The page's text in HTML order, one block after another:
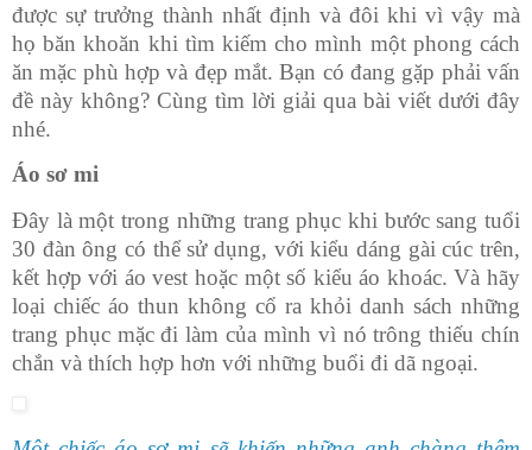
được sự trưởng thành nhất định và đôi khi vì vậy mà
họ băn khoăn khi tìm kiếm cho mình một phong cách
ăn mặc phù hợp và đẹp mắt. Bạn có đang gặp phải vấn
đề này không? Cùng tìm lời giải qua bài viết dưới đây
nhé.
Áo sơ mi
Đây là một trong những trang phục khi bước sang tuổi
30 đàn ông có thể sử dụng, với kiểu dáng gài cúc trên,
kết hợp với áo vest hoặc một số kiểu áo khoác. Và hãy
loại chiếc áo thun không cổ ra khỏi danh sách những
trang phục mặc đi làm của mình vì nó trông thiếu chín
chắn và thích hợp hơn với những buổi đi dã ngoại.